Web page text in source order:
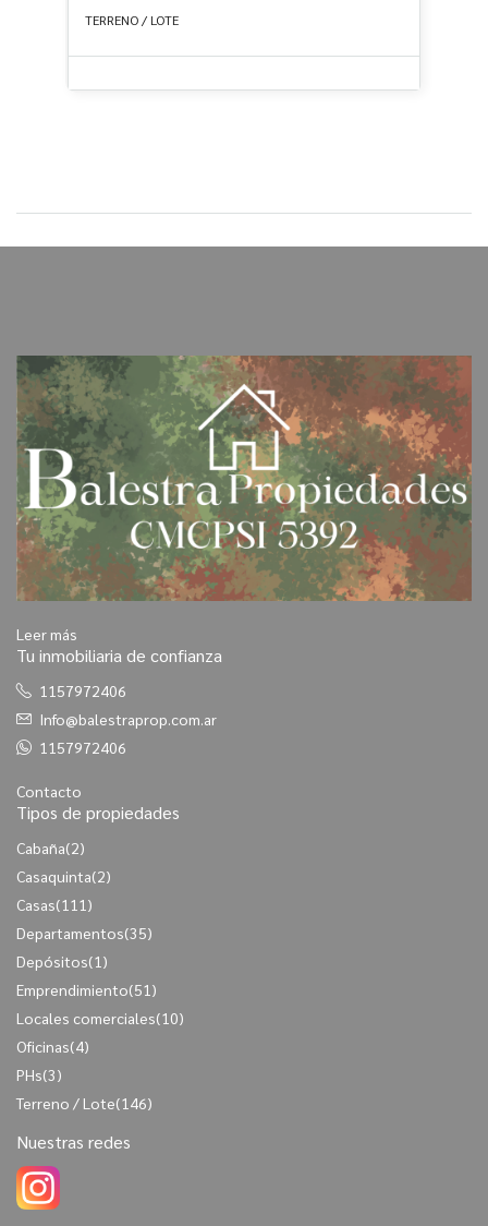
TERRENO / LOTE
Leer más
Tu inmobiliaria de confianza
1157972406
Info@balestraprop.com.ar
1157972406
Contacto
Tipos de propiedades
Cabaña(2)
Casaquinta(2)
Casas(111)
Departamentos(35)
Depósitos(1)
Emprendimiento(51)
Locales comerciales(10)
Oficinas(4)
PHs(3)
Terreno / Lote(146)
Nuestras redes